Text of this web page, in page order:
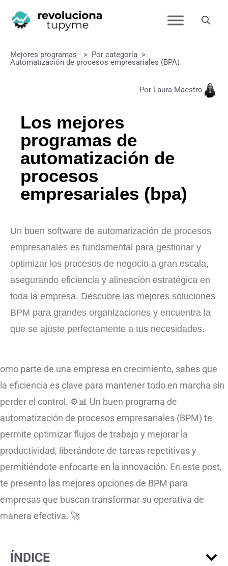
Mejores programas > Por categoría >
Automatización de procesos empresariales (BPA)
Por Laura Maestro
Los mejores
programas de
automatización de
procesos
empresariales (bpa)
Un buen software de automatización de procesos
empresariales es fundamental para gestionar y
optimizar los procesos de negocio a gran escala,
asegurando eficiencia y alineación estratégica en
toda la empresa. Descubre las mejores soluciones
BPM para grandes organizaciones y encuentra la
que se ajuste perfectamente a tus necesidades.
omo parte de una empresa en crecimiento, sabes que
la eficiencia es clave para mantener todo en marcha sin
perder el control. ⚙️📊 Un buen programa de
automatización de procesos empresariales (BPM) te
permite optimizar flujos de trabajo y mejorar la
productividad, liberándote de tareas repetitivas y
permitiéndote enfocarte en la innovación. En este post,
te presento las mejores opciones de BPM para
empresas que buscan transformar su operativa de
manera efectiva. 🚀
ÍNDICE